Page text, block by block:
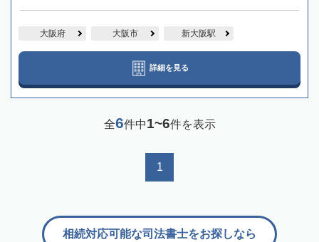
大阪府 大阪市 新大阪駅
詳細を見る
全6件中1~6件を表示
1
相続対応可能な司法書士をお探しなら